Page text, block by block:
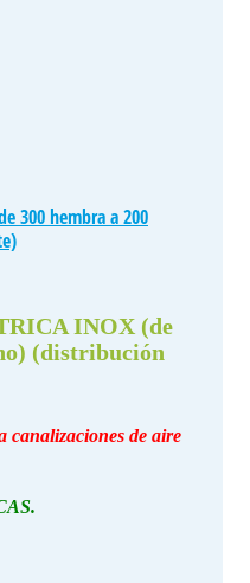
300 hembra a 200
INOX (de
(distribución
canalizaciones de aire